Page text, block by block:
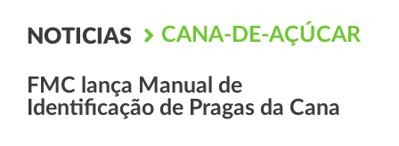
NOTICIAS CANA-DE-AÇÚCAR
FMC lança Manual de
Identificação de Pragas da Cana